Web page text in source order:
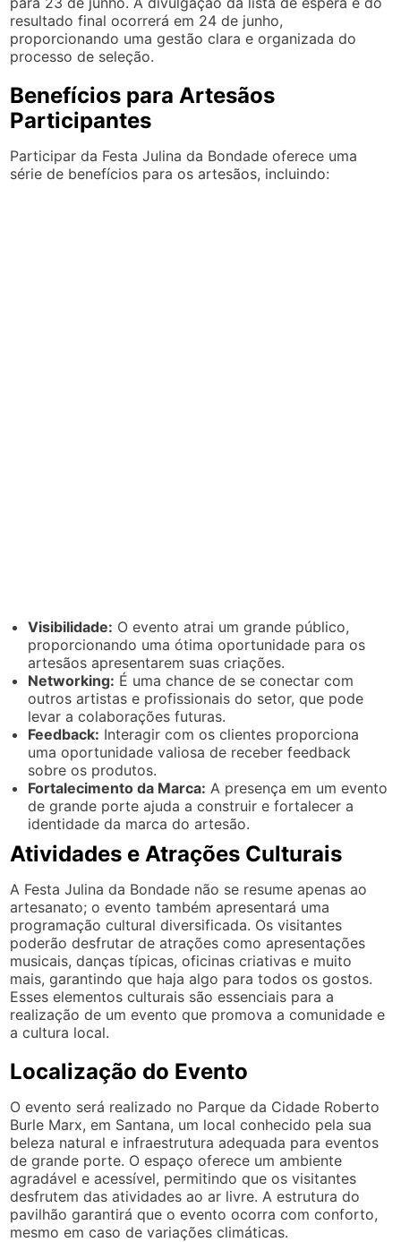
resultado final ocorrerá em 24 de junho,
proporcionando uma gestão clara e organizada do
processo de seleção.
Benefícios para Artesãos
Participantes
Participar da Festa Julina da Bondade oferece uma
série de benefícios para os artesãos, incluindo:
Visibilidade: O evento atrai um grande público,
proporcionando uma ótima oportunidade para os
artesãos apresentarem suas criações.
Networking: É uma chance de se conectar com
outros artistas e profissionais do setor, que pode
levar a colaborações futuras.
Feedback: Interagir com os clientes proporciona
uma oportunidade valiosa de receber feedback
sobre os produtos.
Fortalecimento da Marca: A presença em um evento
de grande porte ajuda a construir e fortalecer a
identidade da marca do artesão.
Atividades e Atrações Culturais
A Festa Julina da Bondade não se resume apenas ao
artesanato; o evento também apresentará uma
programação cultural diversificada. Os visitantes
poderão desfrutar de atrações como apresentações
musicais, danças típicas, oficinas criativas e muito
mais, garantindo que haja algo para todos os gostos.
Esses elementos culturais são essenciais para a
realização de um evento que promova a comunidade e
a cultura local.
Localização do Evento
O evento será realizado no Parque da Cidade Roberto
Burle Marx, em Santana, um local conhecido pela sua
beleza natural e infraestrutura adequada para eventos
de grande porte. O espaço oferece um ambiente
agradável e acessível, permitindo que os visitantes
desfrutem das atividades ao ar livre. A estrutura do
pavilhão garantirá que o evento ocorra com conforto,
mesmo em caso de variações climáticas.